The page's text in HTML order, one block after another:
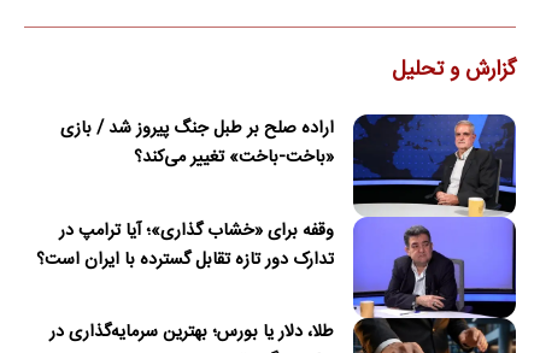
گزارش و تحلیل
اراده صلح بر طبل جنگ پیروز شد / بازی
«باخت-باخت» تغییر می‌کند؟
وقفه برای «خشاب گذاری»؛ آیا ترامپ در
تدارک دور تازه تقابل گسترده با ایران است؟
طلا، دلار یا بورس؛ بهترین سرمایه‌گذاری در